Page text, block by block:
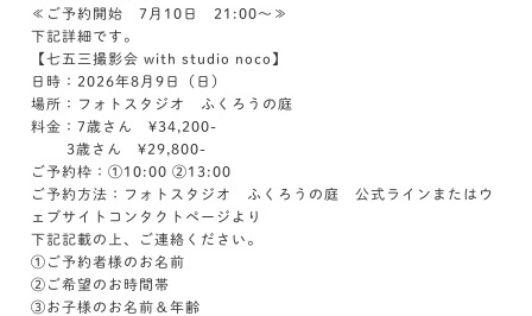
≪ご予約開始 7月10日 21:00～≫
下記詳細です。
【七五三撮影会 with studio noco】
日時：2026年8月9日（日）
場所：フォトスタジオ ふくろうの庭
料金：7歳さん ¥34,200-
3歳さん ¥29,800-
ご予約枠：①10:00 ②13:00
ご予約方法：フォトスタジオ ふくろうの庭 公式ラインまたはウ
ェブサイトコンタクトページより
下記記載の上、ご連絡ください。
①ご予約者様のお名前
②ご希望のお時間帯
③お子様のお名前＆年齢